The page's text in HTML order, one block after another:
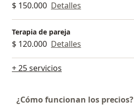
$ 150.000 Detalles
Terapia de pareja
$ 120.000 Detalles
+ 25 servicios
¿Cómo funcionan los precios?